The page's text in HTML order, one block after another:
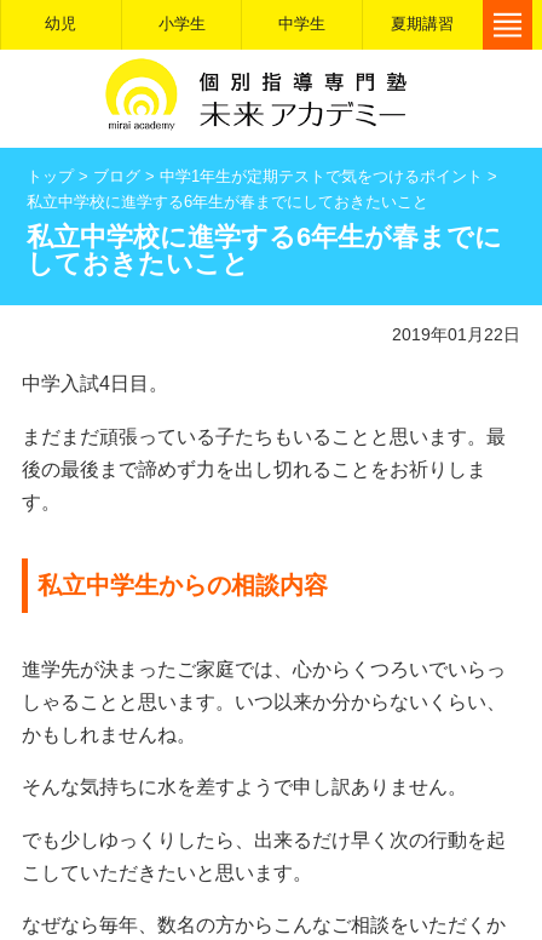
幼児 小学生 中学生 夏期講習
トップ> ブログ >中学1年生が定期テストで気をつけるポイント >
私立中学校に進学する6年生が春までにしておきたいこと
私立中学校に進学する6年生が春までに
しておきたいこと
2019年01月22日
中学入試4日目。
まだまだ頑張っている子たちもいることと思います。最
後の最後まで諦めず力を出し切れることをお祈りしま
す。
私立中学生からの相談内容
進学先が決まったご家庭では、心からくつろいでいらっ
しゃることと思います。いつ以来か分からないくらい、
かもしれませんね。
そんな気持ちに水を差すようで申し訳ありません。
でも少しゆっくりしたら、出来るだけ早く次の行動を起
こしていただきたいと思います。
なぜなら毎年、数名の方からこんなご相談をいただくか